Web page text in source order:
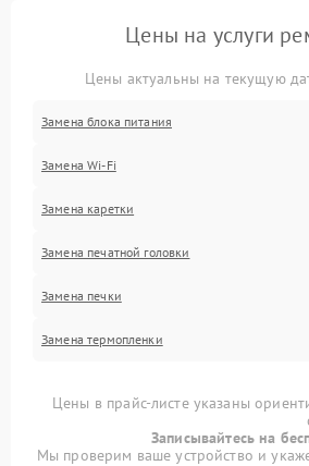
Цены на услуги
Цены актуальны на текущую
Замена блока питания
Замена Wi-Fi
Замена каретки
Замена печатной головки
Замена печки
Замена термопленки
Цены в прайс-листе указаны
Записывайтесь на
Мы проверим ваше устройство и